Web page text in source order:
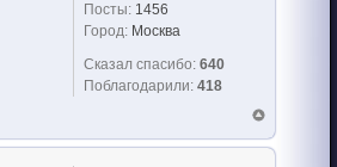
Посты: 1456
Город: Москва
Сказал спасибо: 640
Поблагодарили: 418